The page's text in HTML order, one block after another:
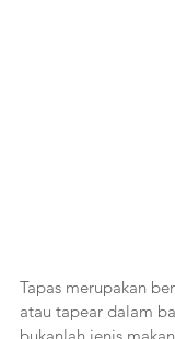
Tapas merupakan
atau tapear dalam